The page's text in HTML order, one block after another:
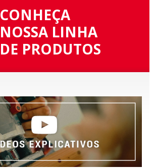
CONHEÇA
NOSSA LINHA
DE PRODUTOS